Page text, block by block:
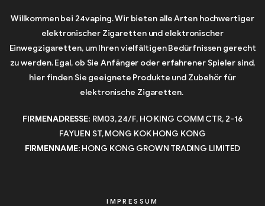
Willkommen bei 24vaping. Wir bieten alle Arten hochwertiger
elektronischer Zigaretten und elektronischer
Einwegzigaretten, um Ihren vielfältigen Bedürfnissen gerecht
zu werden. Egal, ob Sie Anfänger oder erfahrener Spieler sind,
hier finden Sie geeignete Produkte und Zubehör für
elektronische Zigaretten.
FIRMENADRESSE: RM03, 24/F, HO KING COMM CTR, 2-16
FAYUEN ST, MONG KOK HONG KONG
FIRMENNAME: HONG KONG GROWN TRADING LIMITED
IMPRESSUM